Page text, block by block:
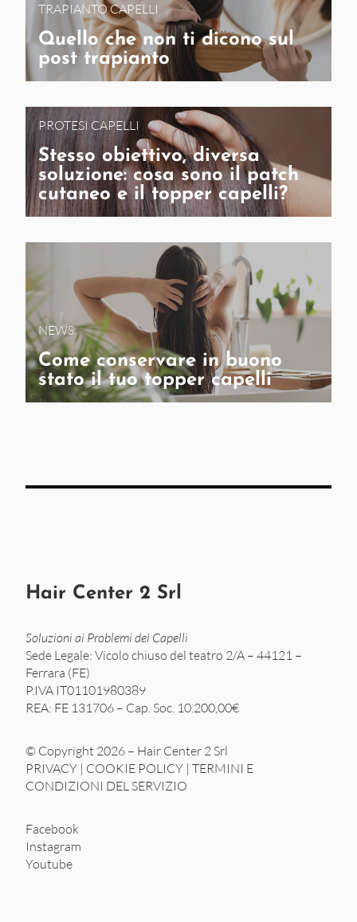
TRAPIANTO CAPELLI
Quello che non ti dicono sul
post trapianto
PROTESI CAPELLI
Stesso obiettivo, diversa
soluzione: cosa sono il patch
cutaneo e il topper capelli?
NEWS
Come conservare in buono
stato il tuo topper capelli
Hair Center 2 Srl
Soluzioni ai Problemi dei Capelli
Sede Legale: Vicolo chiuso del teatro 2/A – 44121 –
Ferrara (FE)
P.IVA IT01101980389
REA: FE 131706 – Cap. Soc. 10.200,00€
© Copyright 2026 – Hair Center 2 Srl
PRIVACY | COOKIE POLICY | TERMINI E
CONDIZIONI DEL SERVIZIO
Facebook
Instagram
Youtube